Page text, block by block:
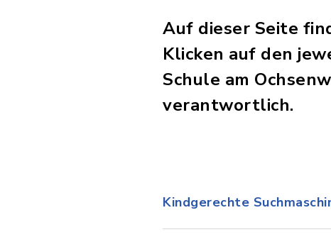
Auf dieser Seite
Klicken auf den
Schule am
verantwortlich.
Kindgerechte